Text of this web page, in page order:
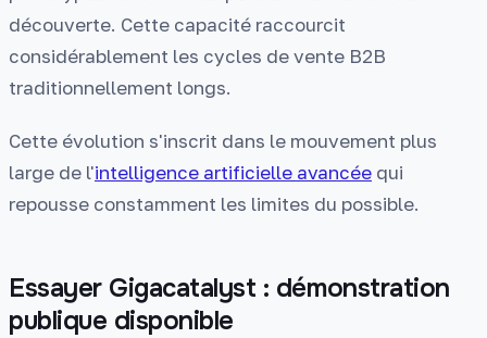
découverte. Cette capacité raccourcit
considérablement les cycles de vente B2B
traditionnellement longs.
Cette évolution s'inscrit dans le mouvement plus
large de l'intelligence artificielle avancée qui
repousse constamment les limites du possible.
Essayer Gigacatalyst : démonstration
publique disponible